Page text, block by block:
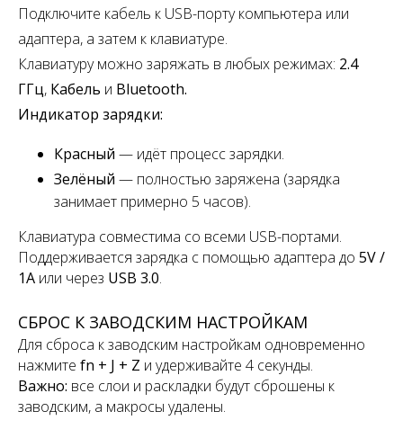
Подключите кабель к USB-порту компьютера или
адаптера, а затем к клавиатуре.
Клавиатуру можно заряжать в любых режимах: 2.4
ГГц, Кабель и Bluetooth.
Индикатор зарядки:
Красный — идёт процесс зарядки.
Зелёный — полностью заряжена (зарядка
занимает примерно 5 часов).
Клавиатура совместима со всеми USB-портами.
Поддерживается зарядка с помощью адаптера до 5V /
1A или через USB 3.0.
СБРОС К ЗАВОДСКИМ НАСТРОЙКАМ
Для сброса к заводским настройкам одновременно
нажмите fn + J + Z и удерживайте 4 секунды.
Важно: все слои и раскладки будут сброшены к
заводским, а макросы удалены.